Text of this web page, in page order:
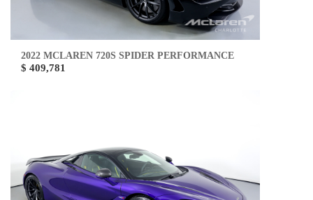
2022 MCLAREN 720S SPIDER PERFORMANCE
$ 409,781